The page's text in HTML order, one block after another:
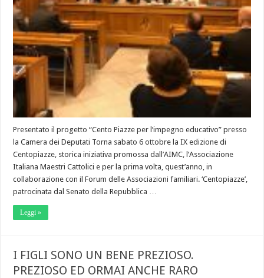
Presentato il progetto “Cento Piazze per l’impegno educativo” presso
la Camera dei Deputati Torna sabato 6 ottobre la IX edizione di
Centopiazze, storica iniziativa promossa dall’AIMC, l’Associazione
Italiana Maestri Cattolici e per la prima volta, quest’anno, in
collaborazione con il Forum delle Associazioni familiari. ‘Centopiazze’,
patrocinata dal Senato della Repubblica …
Leggi »
I FIGLI SONO UN BENE PREZIOSO.
PREZIOSO ED ORMAI ANCHE RARO